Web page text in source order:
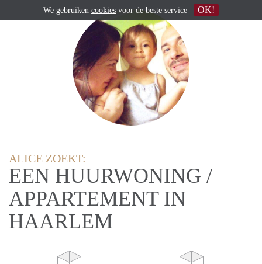
ALICE ZOEKT:
EEN HUURWONING /
APPARTEMENT IN
HAARLEM
We gebruiken cookies voor de beste service OK!